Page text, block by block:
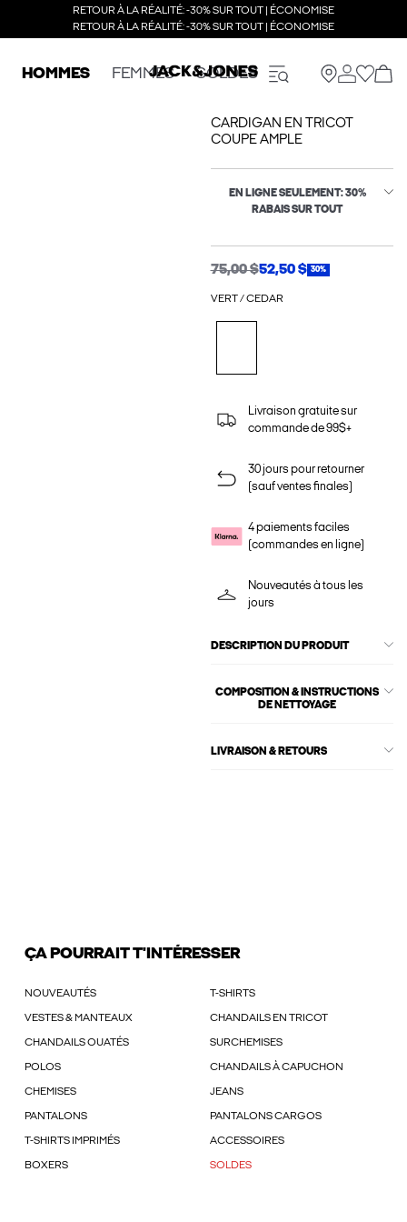
RETOUR À LA RÉALITÉ: -30% SUR TOUT | ÉCONOMISE
RETOUR À LA RÉALITÉ: -30% SUR TOUT | ÉCONOMISE
HOMMES FEMMES SOLDES
CARDIGAN EN TRICOT
COUPE AMPLE
EN LIGNE SEULEMENT: 30%
RABAIS SUR TOUT
75,00 $52,50 $ 30%
VERT / CEDAR
Livraison gratuite sur
commande de 99$+
30 jours pour retourner
(sauf ventes finales)
4 paiements faciles
(commandes en ligne)
Nouveautés à tous les
jours
DESCRIPTION DU PRODUIT
COMPOSITION & INSTRUCTIONS
DE NETTOYAGE
LIVRAISON & RETOURS
ÇA POURRAIT T'INTÉRESSER
NOUVEAUTÉS T-SHIRTS
VESTES & MANTEAUX CHANDAILS EN TRICOT
CHANDAILS OUATÉS SURCHEMISES
POLOS CHANDAILS À CAPUCHON
CHEMISES JEANS
PANTALONS PANTALONS CARGOS
T-SHIRTS IMPRIMÉS ACCESSOIRES
BOXERS SOLDES